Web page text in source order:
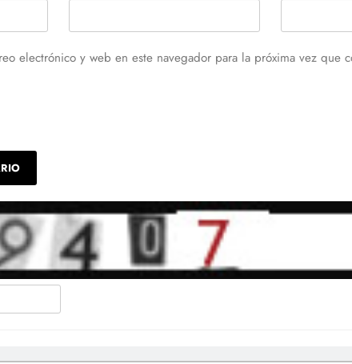
electrónico y web en este navegador para la próxima vez que